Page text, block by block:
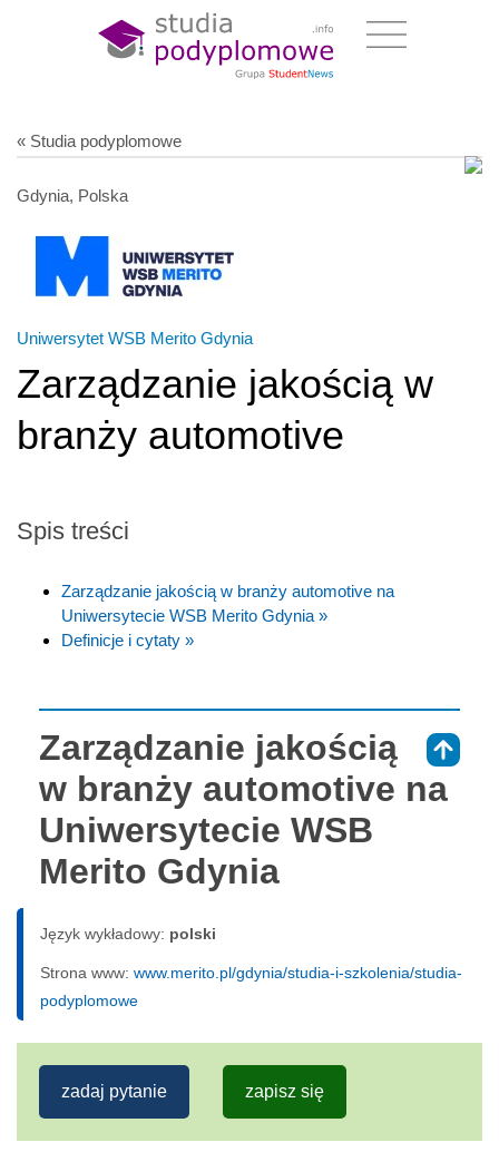
« Studia podyplomowe
Gdynia, Polska
Uniwersytet WSB Merito Gdynia
Zarządzanie jakością w
branży automotive
Spis treści
Zarządzanie jakością w branży automotive na
Uniwersytecie WSB Merito Gdynia »
Definicje i cytaty »
Zarządzanie jakością
w branży automotive na
Uniwersytecie WSB
Merito Gdynia
Język wykładowy: polski
Strona www: www.merito.pl/gdynia/studia-i-szkolenia/studia-
podyplomowe
zadaj pytanie zapisz się